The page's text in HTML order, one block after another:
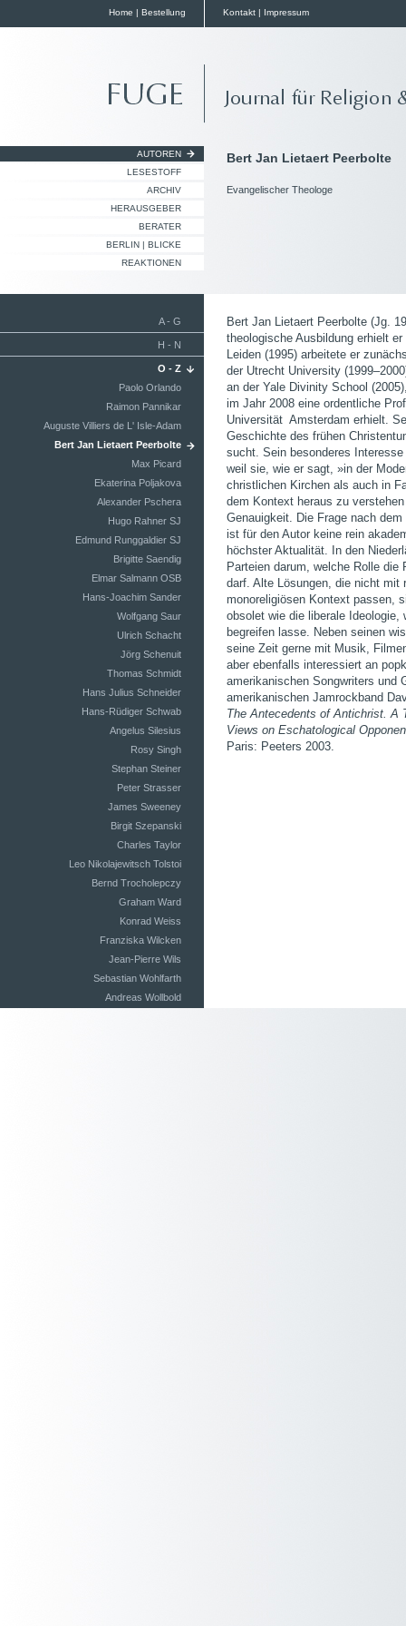
Home | Bestellung Kontakt | Impressum
AUTOREN
LESESTOFF
ARCHIV
HERAUSGEBER
BERATER
BERLIN | BLICKE
REAKTIONEN
Bert Jan Lietaert Peerbolte
Evangelischer Theologe
A - G
H - N
O - Z
Paolo Orlando
Raimon Pannikar
Auguste Villiers de L' Isle-Adam
Bert Jan Lietaert Peerbolte
Max Picard
Ekaterina Poljakova
Alexander Pschera
Hugo Rahner SJ
Edmund Runggaldier SJ
Brigitte Saendig
Elmar Salmann OSB
Hans-Joachim Sander
Wolfgang Saur
Ulrich Schacht
Jörg Schenuit
Thomas Schmidt
Hans Julius Schneider
Hans-Rüdiger Schwab
Angelus Silesius
Rosy Singh
Stephan Steiner
Peter Strasser
James Sweeney
Birgit Szepanski
Charles Taylor
Leo Nikolajewitsch Tolstoi
Bernd Trocholepczy
Graham Ward
Konrad Weiss
Franziska Wilcken
Jean-Pierre Wils
Sebastian Wohlfarth
Andreas Wollbold
Bert Jan Lietaert Peerbolte (Jg.
theologische Ausbildung erhielt
Leiden (1995) arbeitete er
der Utrecht University
an der Yale Divinity School
im Jahr 2008 eine ordentliche
Universität Amsterdam erhielt.
Geschichte des frühen
sucht. Sein besonderes
weil sie, wie er sagt, »in der
christlichen Kirchen als auch in
dem Kontext heraus zu
Genauigkeit. Die Frage nach
ist für den Autor keine rein
höchster Aktualität. In den
Parteien darum, welche Rolle
darf. Alte Lösungen, die nicht mit
monoreligiösen Kontext passen,
obsolet wie die liberale
begreifen lasse. Neben seinen
seine Zeit gerne mit Musik,
aber ebenfalls interessiert an
amerikanischen Songwriters und
amerikanischen Jamrockband
The Antecedents of Antichrist. A
Views on Eschatological
Paris: Peeters 2003.